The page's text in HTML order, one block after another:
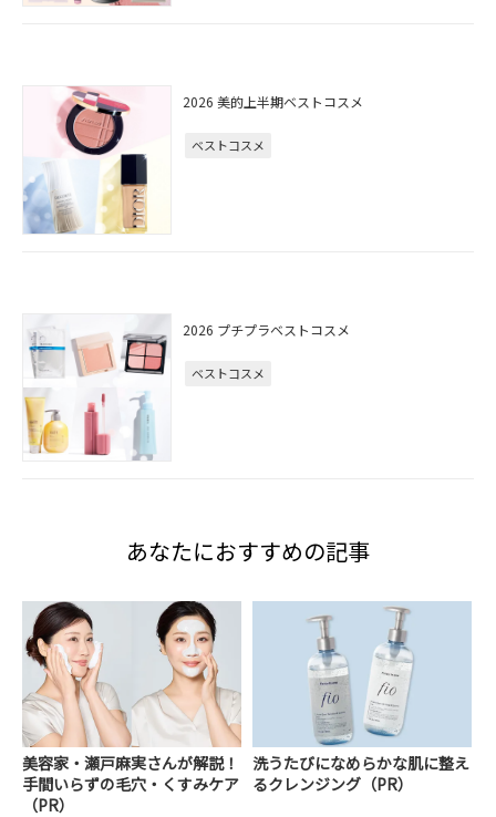
2026 美的上半期ベストコスメ
ベストコスメ
2026 プチプラベストコスメ
ベストコスメ
あなたにおすすめの記事
美容家・瀬戸麻実さんが解説！
手間いらずの毛穴・くすみケア
（PR）
洗うたびになめらかな肌に整え
るクレンジング（PR）